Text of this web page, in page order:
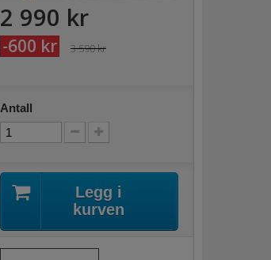
2 990 kr
-600 kr 3 590 kr
Antall
Legg i
kurven